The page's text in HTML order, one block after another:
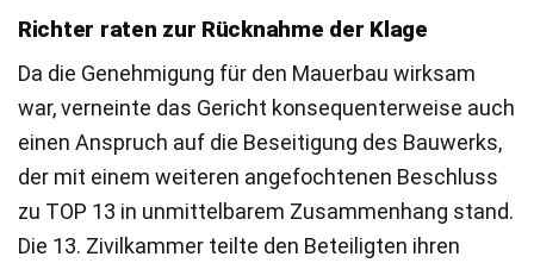
Richter raten zur Rücknahme der Klage
Da die Genehmigung für den Mauerbau wirksam
war, verneinte das Gericht konsequenterweise auch
einen Anspruch auf die Beseitigung des Bauwerks,
der mit einem weiteren angefochtenen Beschluss
zu TOP 13 in unmittelbarem Zusammenhang stand.
Die 13. Zivilkammer teilte den Beteiligten ihren